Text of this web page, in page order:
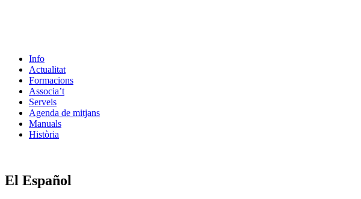
Info
Actualitat
Formacions
Associa’t
Serveis
Agenda de mitjans
Manuals
Història
El Español